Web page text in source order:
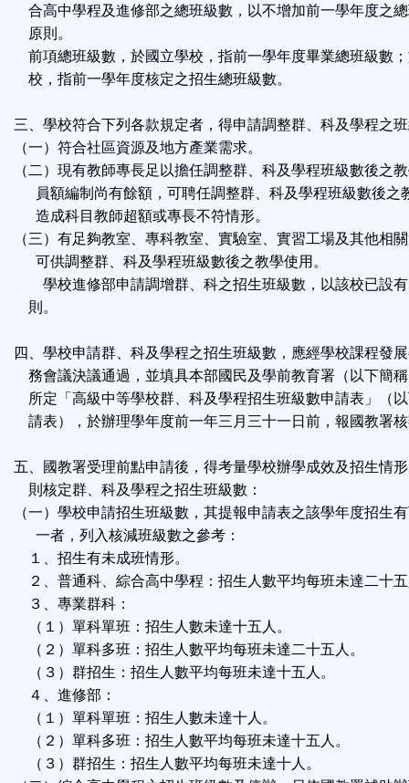
區
合高中學程及進修部之總班級數，以不增加前一學年度之
原則。
前項總班級數，於國立學校，指前一學年度畢業總班級數
校，指前一學年度核定之招生總班級數。
三、學校符合下列各款規定者，得申請調整群、科及學程之
（一）符合社區資源及地方產業需求。
（二）現有教師專長足以擔任調整群、科及學程班級數後之
員額編制尚有餘額，可聘任調整群、科及學程班級數後之
造成科目教師超額或專長不符情形。
（三）有足夠教室、專科教室、實驗室、實習工場及其他相
可供調整群、科及學程班級數後之教學使用。
學校進修部申請調增群、科之招生班級數，以該校已設有
則。
四、學校申請群、科及學程之招生班級數，應經學校課程發
務會議決議通過，並填具本部國民及學前教育署（以下簡
所定「高級中等學校群、科及學程招生班級數申請表」（
請表），於辦理學年度前一年三月三十一日前，報國教署
五、國教署受理前點申請後，得考量學校辦學成效及招生情
則核定群、科及學程之招生班級數：
（一）學校申請招生班級數，其提報申請表之該學年度招生
一者，列入核減班級數之參考：
１、招生有未成班情形。
２、普通科、綜合高中學程：招生人數平均每班未達二十
３、專業群科：
（１）單科單班：招生人數未達十五人。
（２）單科多班：招生人數平均每班未達二十五人。
（３）群招生：招生人數平均每班未達十五人。
４、進修部：
（１）單科單班：招生人數未達十人。
（２）單科多班：招生人數平均每班未達十五人。
（３）群招生：招生人數平均每班未達十人。